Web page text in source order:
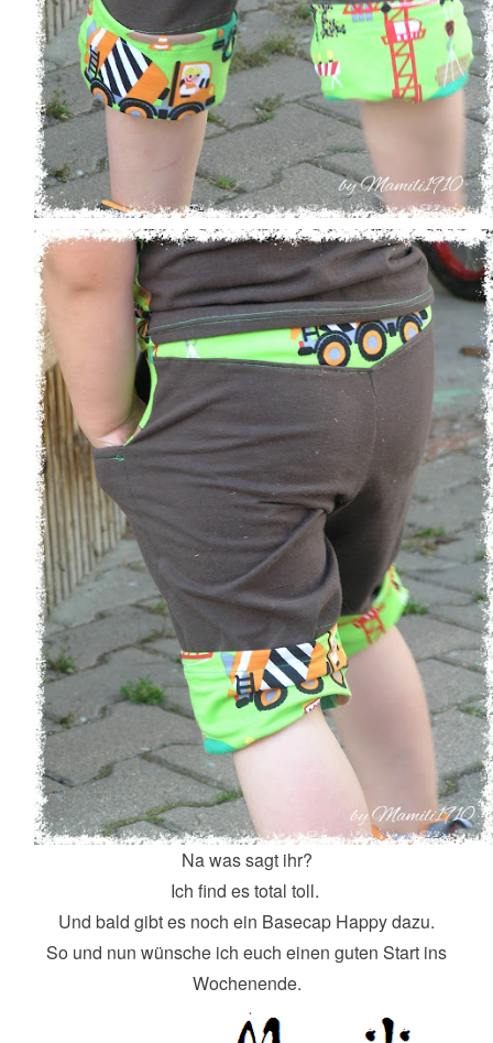
Na was sagt ihr?
Ich find es total toll.
Und bald gibt es noch ein Basecap Happy dazu.
So und nun wünsche ich euch einen guten Start ins
Wochenende.